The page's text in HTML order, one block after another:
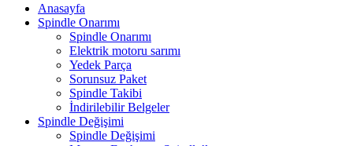
Anasayfa
Spindle Onarımı
Spindle Onarımı
Elektrik motoru sarımı
Yedek Parça
Sorunsuz Paket
Spindle Takibi
İndirilebilir Belgeler
Spindle Değişimi
Spindle Değişimi